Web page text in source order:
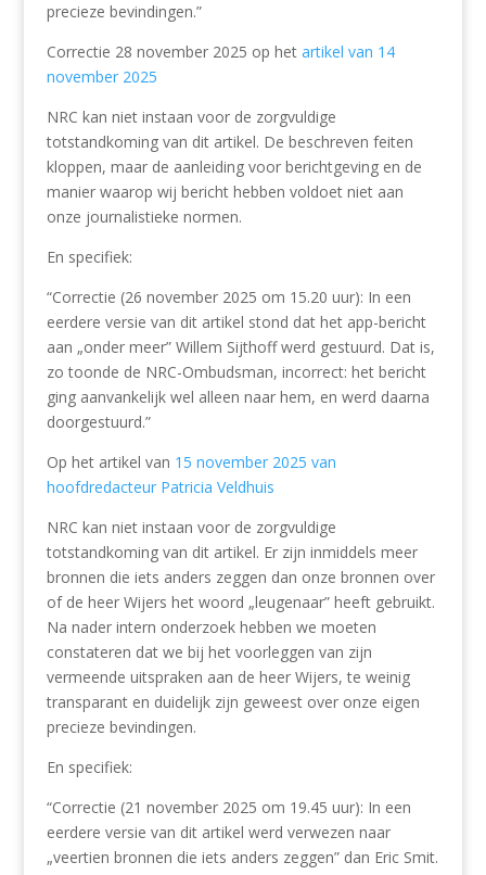
precieze bevindingen.”
Correctie 28 november 2025 op het artikel van 14
november 2025
NRC kan niet instaan voor de zorgvuldige
totstandkoming van dit artikel. De beschreven feiten
kloppen, maar de aanleiding voor berichtgeving en de
manier waarop wij bericht hebben voldoet niet aan
onze journalistieke normen.
En specifiek:
“Correctie (26 november 2025 om 15.20 uur): In een
eerdere versie van dit artikel stond dat het app-bericht
aan „onder meer” Willem Sijthoff werd gestuurd. Dat is,
zo toonde de NRC-Ombudsman, incorrect: het bericht
ging aanvankelijk wel alleen naar hem, en werd daarna
doorgestuurd.”
Op het artikel van 15 november 2025 van
hoofdredacteur Patricia Veldhuis
NRC kan niet instaan voor de zorgvuldige
totstandkoming van dit artikel. Er zijn inmiddels meer
bronnen die iets anders zeggen dan onze bronnen over
of de heer Wijers het woord „leugenaar” heeft gebruikt.
Na nader intern onderzoek hebben we moeten
constateren dat we bij het voorleggen van zijn
vermeende uitspraken aan de heer Wijers, te weinig
transparant en duidelijk zijn geweest over onze eigen
precieze bevindingen.
En specifiek:
“Correctie (21 november 2025 om 19.45 uur): In een
eerdere versie van dit artikel werd verwezen naar
„veertien bronnen die iets anders zeggen” dan Eric Smit.